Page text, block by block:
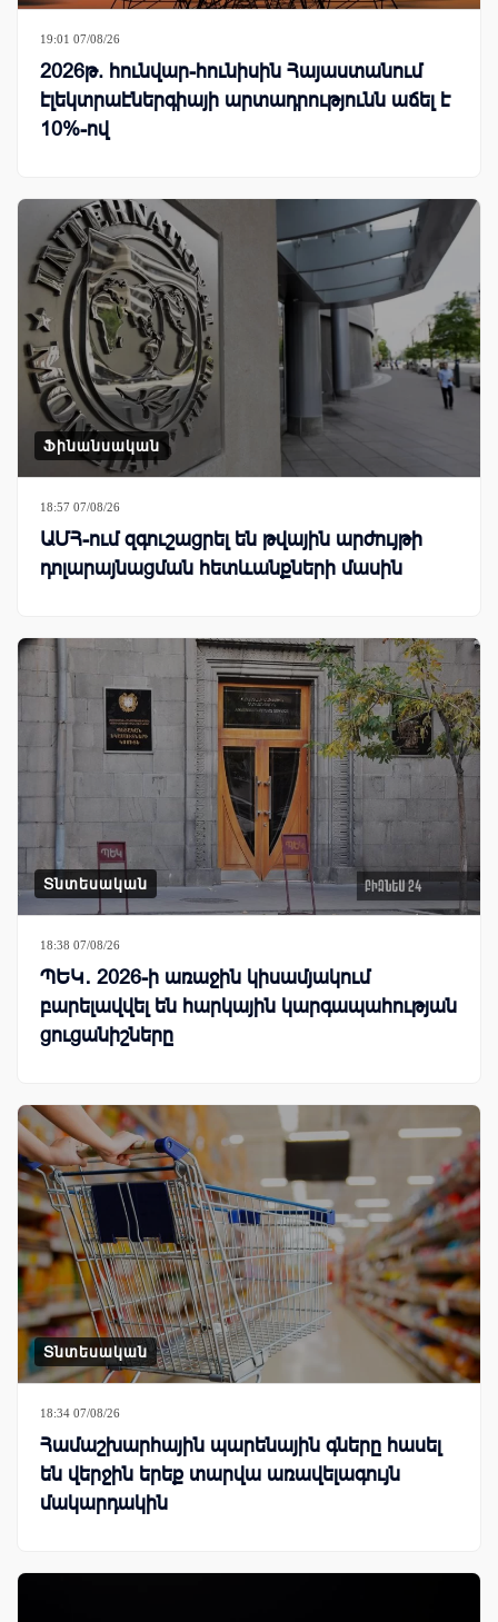
19:01 07/08/26
2026թ. հունվար-հունիսին Հայաստանում
էլեկտրաէներգիայի արտադրությունն աճել է
10%-ով
Ֆինանսական
18:57 07/08/26
ԱՄՀ-ում զգուշացրել են թվային արժույթի
դոլարայնացման հետևանքների մասին
Տնտեսական
18:38 07/08/26
ՊԵԿ․ 2026-ի առաջին կիսամյակում
բարելավվել են հարկային կարգապահության
ցուցանիշները
Տնտեսական
18:34 07/08/26
Համաշխարհային պարենային գները հասել
են վերջին երեք տարվա առավելագույն
մակարդակին